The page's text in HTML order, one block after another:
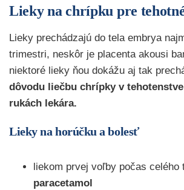
Lieky na chrípku pre
Lieky prechádzajú do tela embrya
trimestri, neskôr je placenta akousi
niektoré lieky ňou dokážu aj tak
dôvodu liečbu chrípky v
rukách lekára.
Lieky na horúčku a bolesť
liekom prvej voľby počas celého
paracetamol